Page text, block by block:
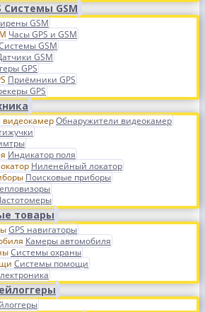
Системы GSM
GSM
Часы GPS и GSM
GSM
GSM
GPS
Приёмники GPS
GPS
Обнаружители видеокамер
Индикатор поля
Ниленейный локатор
Поисковые приборы
товары
GPS навигаторы
Камеры автомобиля
Системы охраны
Системы помощи